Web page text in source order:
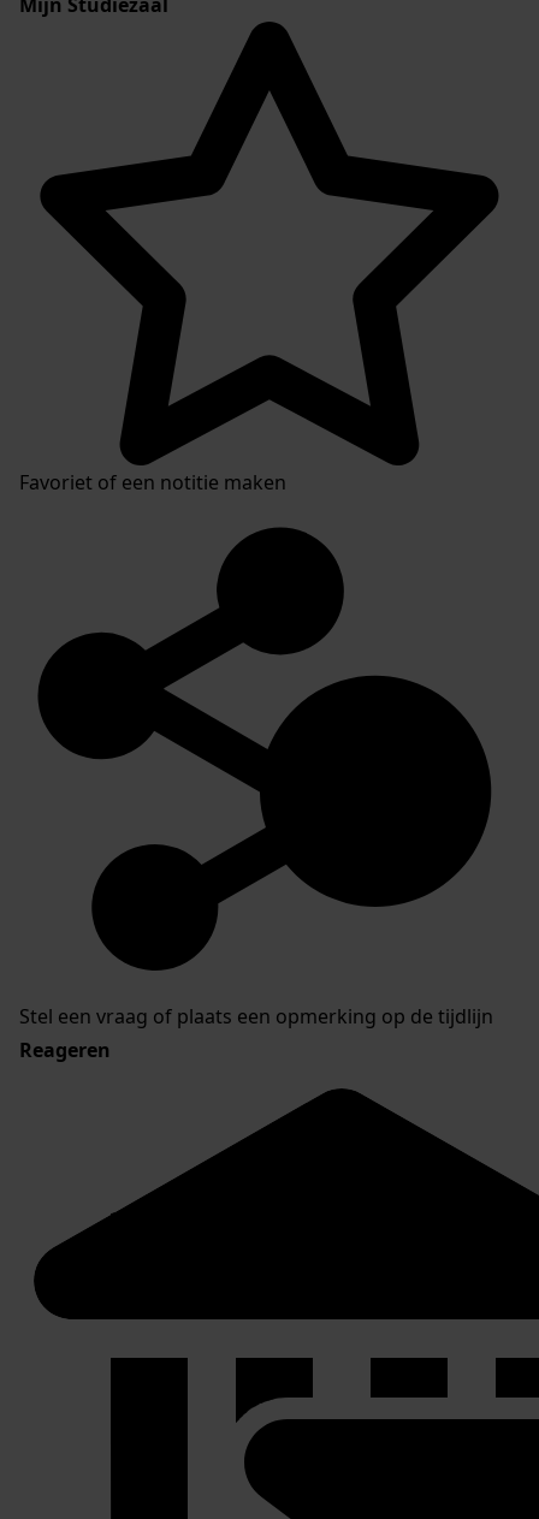
Favoriet of een notitie maken
Stel een vraag of plaats een opmerking op de tijdlijn
Reageren